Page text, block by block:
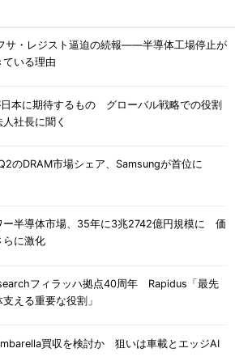
サ・レジスト逼迫の続報――半導体工場停止が
ている理由
本に期待するもの グローバル戦略での役割
社長に聞く
のDRAM市場シェア、Samsungが首位に
ー半導体市場、35年に3兆2742億円規模に 価
らに激化
フィラッハ拠点40周年 Rapidus「最先
える重要な役割」
買収を検討か 狙いは車載とエッジAI